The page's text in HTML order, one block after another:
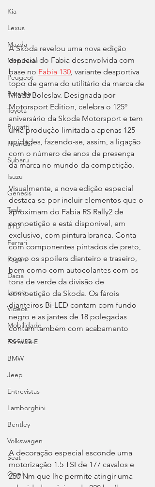
Kia
Lexus
Mazda
Mitsubishi
Peugeot
Porsche
Toyota
Bugatti
Hyundai
Subaru
Isuzu
Genesis
Tesla
BYD
Ferrari
Pagani
Dacia
Lancia
Videos
Mobilidade
Fórmula E
BMW
Jeep
Entrevistas
Lamborghini
Bentley
Volkswagen
Seat
Opel
A Skoda revelou uma nova edição
especial do Fabia desenvolvida com
base no Fabia 130, variante desportiva
topo de gama do utilitário da marca de
Mladá Boleslav. Designada por
Motorsport Edition, celebra o 125º
aniversário da Skoda Motorsport e tem
uma produção limitada a apenas 125
unidades, fazendo-se, assim, a ligação
com o número de anos de presença
da marca no mundo da competição.
Visualmente, a nova edição especial
destaca-se por incluir elementos que o
aproximam do Fabia RS Rally2 de
competição e está disponível, em
exclusivo, com pintura branca. Conta
com componentes pintados de preto,
como os spoilers dianteiro e traseiro,
bem como com autocolantes com os
tons de verde da divisão de
competição da Skoda. Os fárois
dianteiros Bi-LED contam com fundo
negro e as jantes de 18 polegadas
contam também com acabamento
escuro.
A decoração especial esconde uma
motorização 1.5 TSI de 177 cavalos e
250 Nm que lhe permite atingir uma